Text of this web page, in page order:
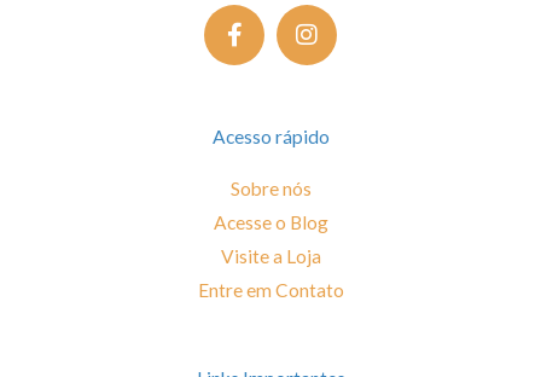
F
a
c
o
k
f
I
n
s
g
a
m
Acesso rápido
Sobre nós
Acesse o Blog
Visite a Loja
Entre em Contato